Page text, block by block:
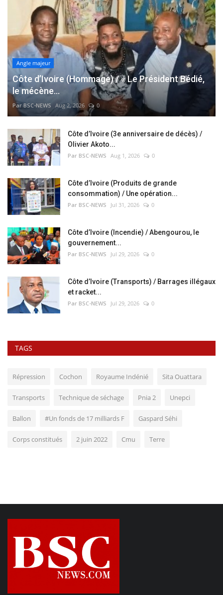
Angle majeur
Côte d’Ivoire (Hommage) / « Le Président Bédié,
le mécène...
Par BSC-NEWS Aug 2, 2026 0
Côte d’Ivoire (3e anniversaire de décès) /
Olivier Akoto...
Par BSC-NEWS Aug 1, 2026 0
Côte d’Ivoire (Produits de grande
consommation) / Une opération...
Par BSC-NEWS Jul 31, 2026 0
Côte d’Ivoire (Incendie) / Abengourou, le
gouvernement...
Par BSC-NEWS Jul 29, 2026 0
Côte d’Ivoire (Transports) / Barrages illégaux
et racket...
Par BSC-NEWS Jul 29, 2026 0
TAGS
Répression Cochon Royaume Indénié Sita Ouattara
Transports Technique de séchage Pnia 2 Unepci
Ballon #Un fonds de 17 milliards F Gaspard Séhi
Corps constitués 2 juin 2022 Cmu Terre